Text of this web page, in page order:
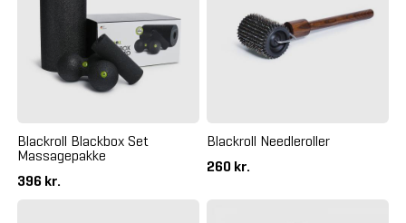
Blackroll Blackbox Set
Massagepakke
396 kr.
Blackroll Needleroller
260 kr.